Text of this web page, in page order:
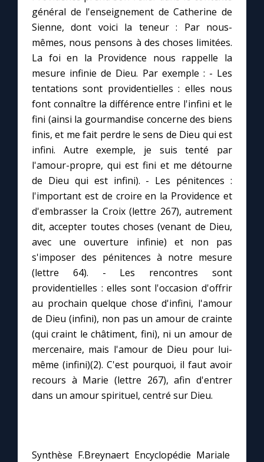
Me consacrer à Jésus par Marie
Mes intentions de prière
Une Minute avec Marie
Une neuvaine
À la une
1000 Raisons de Croire
Chapelet pour le monde
Contact
Faire un don
Marie de Nazareth
général de l'enseignement de Catherine de
Sienne, dont voici la teneur : Par nous-
mêmes, nous pensons à des choses limitées.
La foi en la Providence nous rappelle la
mesure infinie de Dieu. Par exemple : - Les
tentations sont providentielles : elles nous
font connaître la différence entre l'infini et le
fini (ainsi la gourmandise concerne des biens
finis, et me fait perdre le sens de Dieu qui est
infini. Autre exemple, je suis tenté par
l'amour-propre, qui est fini et me détourne
de Dieu qui est infini). - Les pénitences :
l'important est de croire en la Providence et
d'embrasser la Croix (lettre 267), autrement
dit, accepter toutes choses (venant de Dieu,
avec une ouverture infinie) et non pas
s'imposer des pénitences à notre mesure
(lettre 64). - Les rencontres sont
providentielles : elles sont l'occasion d'offrir
au prochain quelque chose d'infini, l'amour
de Dieu (infini), non pas un amour de crainte
(qui craint le châtiment, fini), ni un amour de
mercenaire, mais l'amour de Dieu pour lui-
même (infini)(2). C'est pourquoi, il faut avoir
recours à Marie (lettre 267), afin d'entrer
dans un amour spirituel, centré sur Dieu.
Synthèse F.Breynaert Encyclopédie Mariale